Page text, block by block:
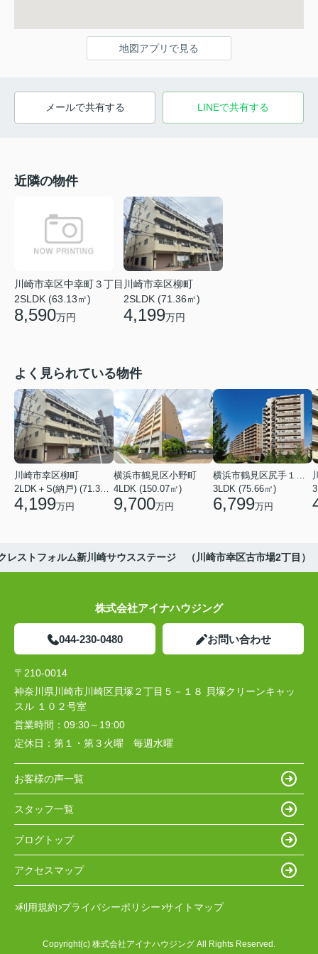
地図アプリで見る
メールで共有する LINEで共有する
近隣の物件
川崎市幸区中幸町３丁目
2SLDK (63.13㎡)
8,590万円
川崎市幸区柳町
2SLDK (71.36㎡)
4,199万円
よく見られている物件
川崎市幸区柳町
2LDK＋S(納戸) (71.36㎡)
4,199万円
横浜市鶴見区小野町
4LDK (150.07㎡)
9,700万円
横浜市鶴見区尻手１丁目
3LDK (75.66㎡)
6,799万円
レストフォルム新川崎サウスステージ （川崎市幸区古市場2丁目）
株式会社アイナハウジング
044-230-0480 お問い合わせ
〒210-0014
神奈川県川崎市川崎区貝塚２丁目５－１８ 貝塚クリーンキャッ
スル １０２号室
営業時間： 09:30～19:00
定休日： 第１・第３火曜 毎週水曜
お客様の声一覧
スタッフ一覧
ブログトップ
アクセスマップ
利用規約 プライバシーポリシー サイトマップ
Copyright(c) 株式会社アイナハウジング All Rights Reserved.